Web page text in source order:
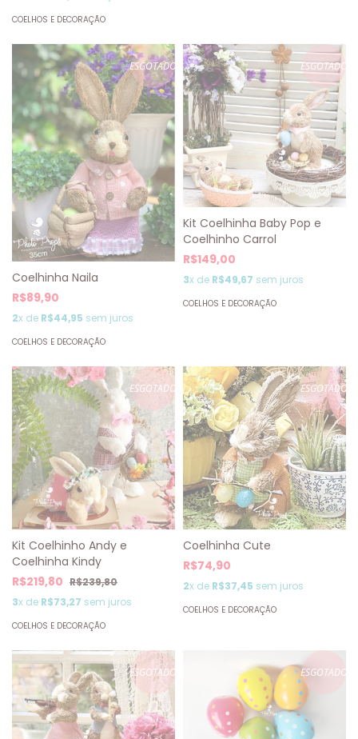
COELHOS E DECORAÇÃO
ESGOTADO
Coelhinha Naila
R$89,90
2x de R$44,95 sem juros
COELHOS E DECORAÇÃO
ESGOTADO
Kit Coelhinha Baby Pop e
Coelhinho Carrol
R$149,00
3x de R$49,67 sem juros
COELHOS E DECORAÇÃO
ESGOTADO
Kit Coelhinho Andy e
Coelhinha Kindy
R$219,80 R$239,80
3x de R$73,27 sem juros
COELHOS E DECORAÇÃO
ESGOTADO
Coelhinha Cute
R$74,90
2x de R$37,45 sem juros
COELHOS E DECORAÇÃO
ESGOTADO ESGOTADO